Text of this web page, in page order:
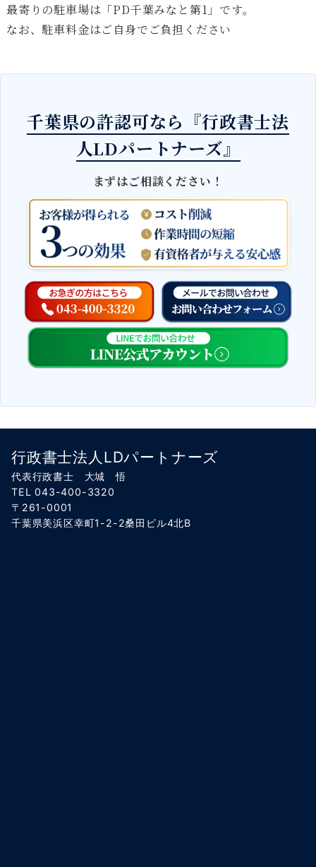
最寄りの駐車場は「PD千葉みなと第1」です。
なお、駐車料金はご自身でご負担ください
千葉県の許認可なら『行政書士法
人LDパートナーズ』
まずはご相談ください！
行政書士法人LDパートナーズ
代表行政書士 大城 悟
TEL 043-400-3320
〒261-0001
千葉県美浜区幸町1-2-2桑田ビル4北B